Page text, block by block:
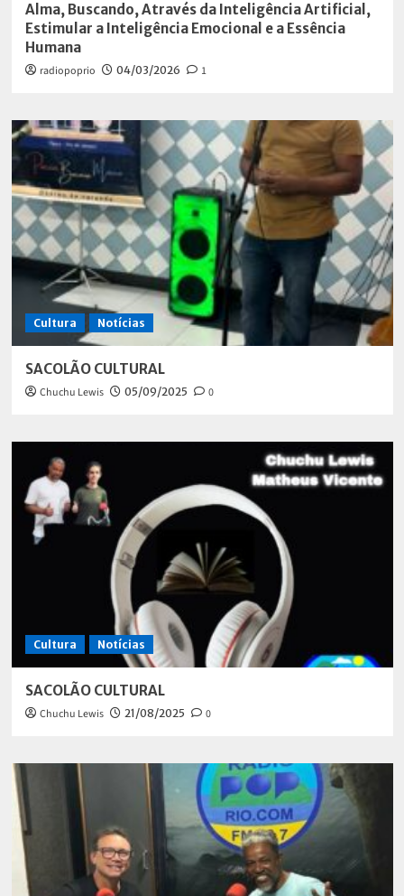
Alma, Buscando, Através da Inteligência Artificial,
Estimular a Inteligência Emocional e a Essência
Humana
radiopoprio 04/03/2026 1
Cultura Notícias
SACOLÃO CULTURAL
Chuchu Lewis 05/09/2025 0
Cultura Notícias
SACOLÃO CULTURAL
Chuchu Lewis 21/08/2025 0